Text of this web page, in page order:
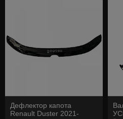
Дефлектор капота
Renault Duster 2021-